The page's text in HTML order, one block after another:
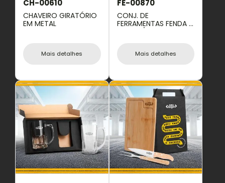
CH-00610
CHAVEIRO GIRATÓRIO
EM METAL
Mais detalhes
FE-00870
CONJ. DE
FERRAMENTAS FENDA /
PHILIPS / ALLEN - 7 PÇS
Mais detalhes